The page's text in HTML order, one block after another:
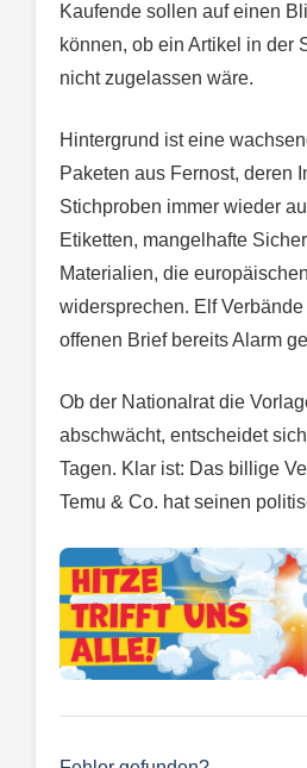
Kaufende sollen auf einen
können, ob ein Artikel in der
nicht zugelassen wäre.
Hintergrund ist eine
Paketen aus Fernost, deren
Stichproben immer wieder
Etiketten, mangelhafte
Materialien, die
widersprechen. Elf
offenen Brief bereits Alarm
Ob der Nationalrat die
abschwächt, entscheidet
Tagen. Klar ist: Das billige
Temu & Co. hat seinen